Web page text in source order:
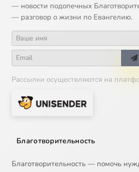
— новости подопечных
— разговор о жизни по Евангелию.
Рассылки осуществляются на
Благотворительность
Благотворительность — помочь